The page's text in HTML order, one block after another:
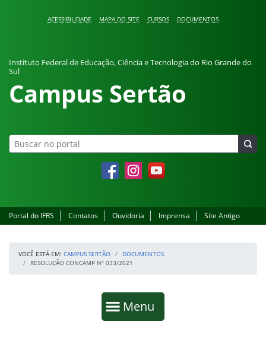
ACESSIBILIDADE MAPA DO SITE CURSOS DOCUMENTOS
Instituto Federal de Educação, Ciência e Tecnologia do Rio Grande do
Sul
Campus Sertão
FacebookInstagramYouTube
Portal do IFRS Contatos Ouvidoria Imprensa Site Antigo
VOCÊ ESTÁ EM: CAMPUS SERTÃO
DOCUMENTOS
RESOLUÇÃO CONCAMP Nº 033/2021
Mostrar
Menu